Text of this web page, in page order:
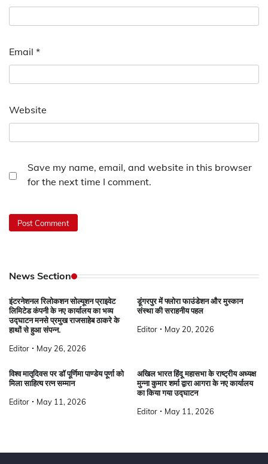
Email *
Website
Save my name, email, and website in this browser
for the next time I comment.
News Section
इंटरनेशनल रिलोकशन सोल्यूशन प्राइवेट
लिमिटेड कंपनी के नए कार्यालय का भव्य
उद्घाटन मनसे प्रमुख राजसाहेब ठाकरे के
हाथों से हुआ संपन्न.
Editor May 26, 2026
डूंगरपुर में फ्लोरा फाउंडेशन और मुस्कान
संस्था की सराहनीय पहल
Editor May 20, 2026
विश्व मातृदिवस पर डॉ पूर्णिमा पाण्डेय पूर्णा को
मिला साहित्य रत्न सम्मान
Editor May 11, 2026
अखिल भारत हिंदू महासभा के राष्ट्रीय अध्यक्ष
मुन्ना कुमार शर्मा द्वारा आगरा के नए कार्यालय
का किया गया उद्घाटन
Editor May 11, 2026